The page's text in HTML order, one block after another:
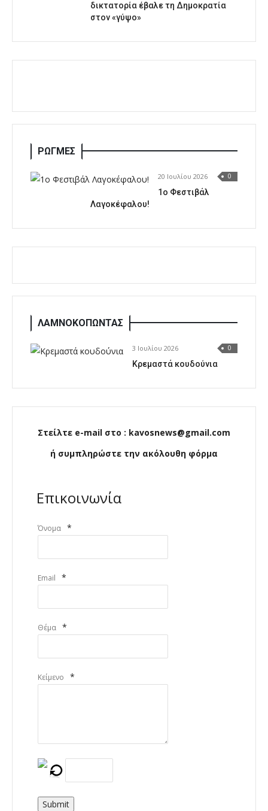
δικτατορία έβαλε τη Δημοκρατία
στον «γύψο»
ΡΩΓΜΕΣ
20 Ιουλίου 2026 0
1o Φεστιβάλ
Λαγοκέφαλου!
ΛΑΜΝΟΚΟΠΩΝΤΑΣ
3 Ιουλίου 2026 0
Κρεμαστά κουδούνια
Στείλτε e-mail στο : kavosnews@gmail.com
ή συμπληρώστε την ακόλουθη φόρμα
Επικοινωνία
Όνομα *
Email *
Θέμα *
Κείμενο *
Submit